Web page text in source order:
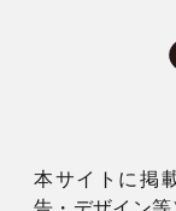
本サイトに掲